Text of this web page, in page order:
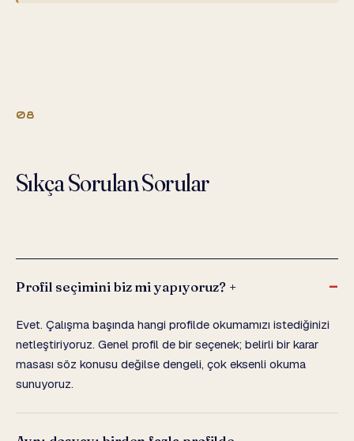
08
Sıkça Sorulan Sorular
Profil seçimini biz mi yapıyoruz? +
Evet. Çalışma başında hangi profilde okumamızı istediğinizi
netleştiriyoruz. Genel profil de bir seçenek; belirli bir karar
masası söz konusu değilse dengeli, çok eksenli okuma
sunuyoruz.